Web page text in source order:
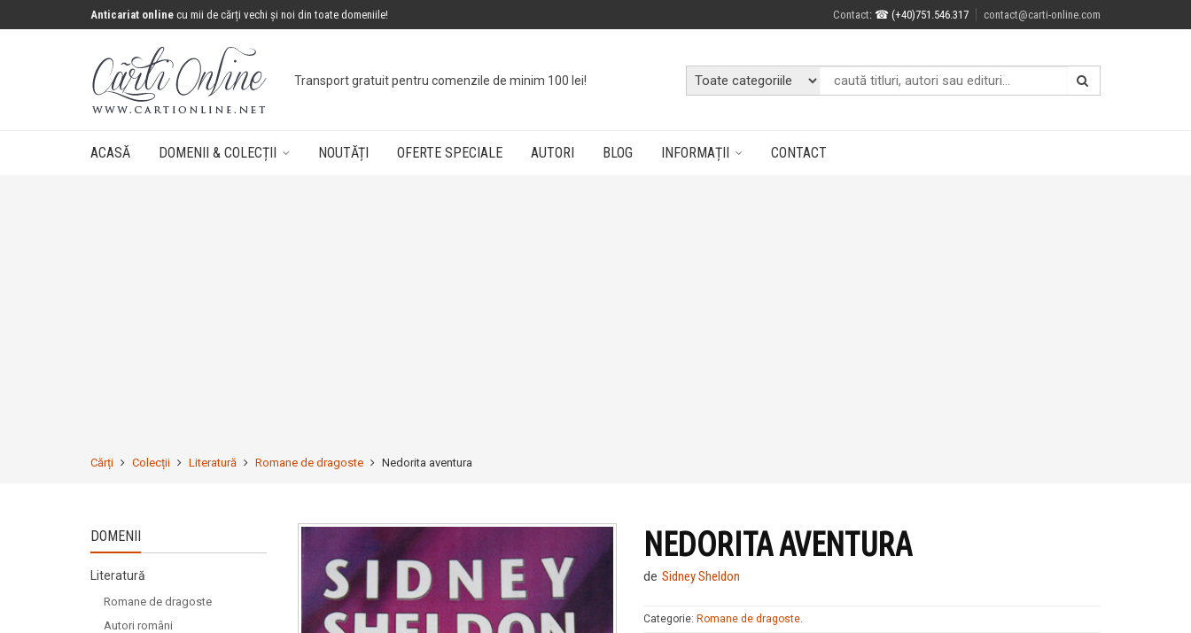
Anticariat online cu mii de cărți vechi și noi din toate domeniile! Contact: ☎ (+40)751.546.317 contact@carti-online.com
Concurs: câștigă ocutie cu cărțidând doar un click!
ACASĂ DOMENII & COLECȚII NOUTĂȚI OFERTE SPECIALE AUTORI BLOG INFORMAȚII CONTACT
Cărți Colecții Literatură Romane de dragoste Nedorita aventura
NEDORITA AVENTURA
de Sidney Sheldon
Categorie: Romane de dragoste.
DOMENII
Literatură
Romane de dragoste
Autori români